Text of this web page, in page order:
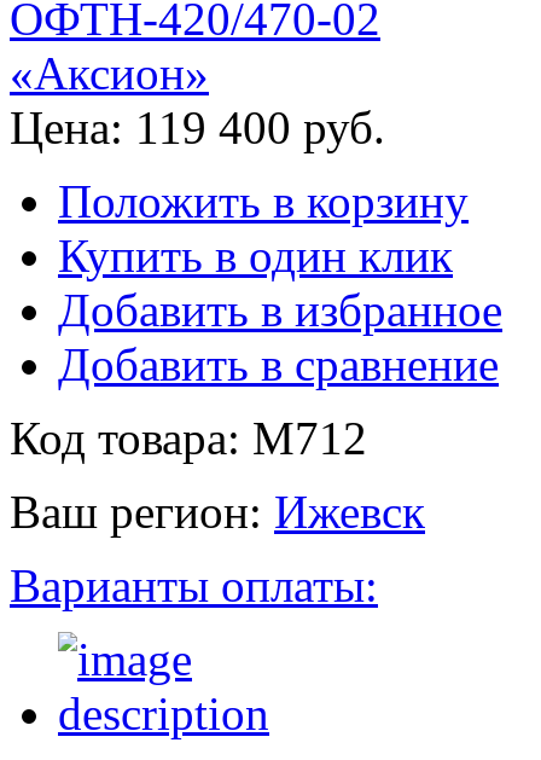
Цена: 119 400 руб.
Положить в корзину
Купить в один клик
Добавить в избранное
Добавить в сравнение
Код товара: M712
Ваш регион: Ижевск
Варианты оплаты: